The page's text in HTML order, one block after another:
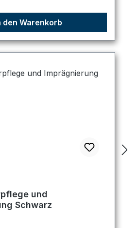
den Warenkorb
Bewertung von 5 von 5 Sternen
und
Schwarz